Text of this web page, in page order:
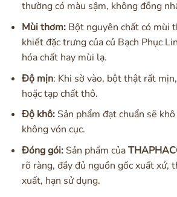
thường có màu sậm, không đồng
Mùi thơm:Bột nguyên chất có mùi
khiết đặc trưng của củ Bạch Phục
hóa chất hay mùi lạ.
Độ mịn: Khi sờ vào, bột thật rất
hoặc tạp chất thô.
Độ khô: Sản phẩm đạt chuẩn sẽ
không vón cục.
Đóng gói:Sản phẩm của
rõ ràng, đầy đủ nguồn gốc xuất xứ,
xuất, hạn sử dụng.